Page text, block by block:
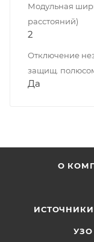
Модульная
расстояний)
2
Отключение
защищ.
Да
О
УЗО